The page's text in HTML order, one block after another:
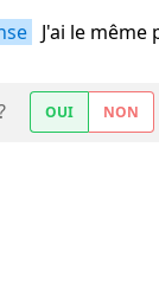
J'ai le même
OUI NON